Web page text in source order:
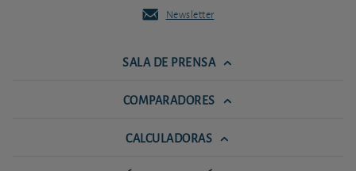
Newsletter
SALA DE PRENSA
COMPARADORES
CALCULADORAS